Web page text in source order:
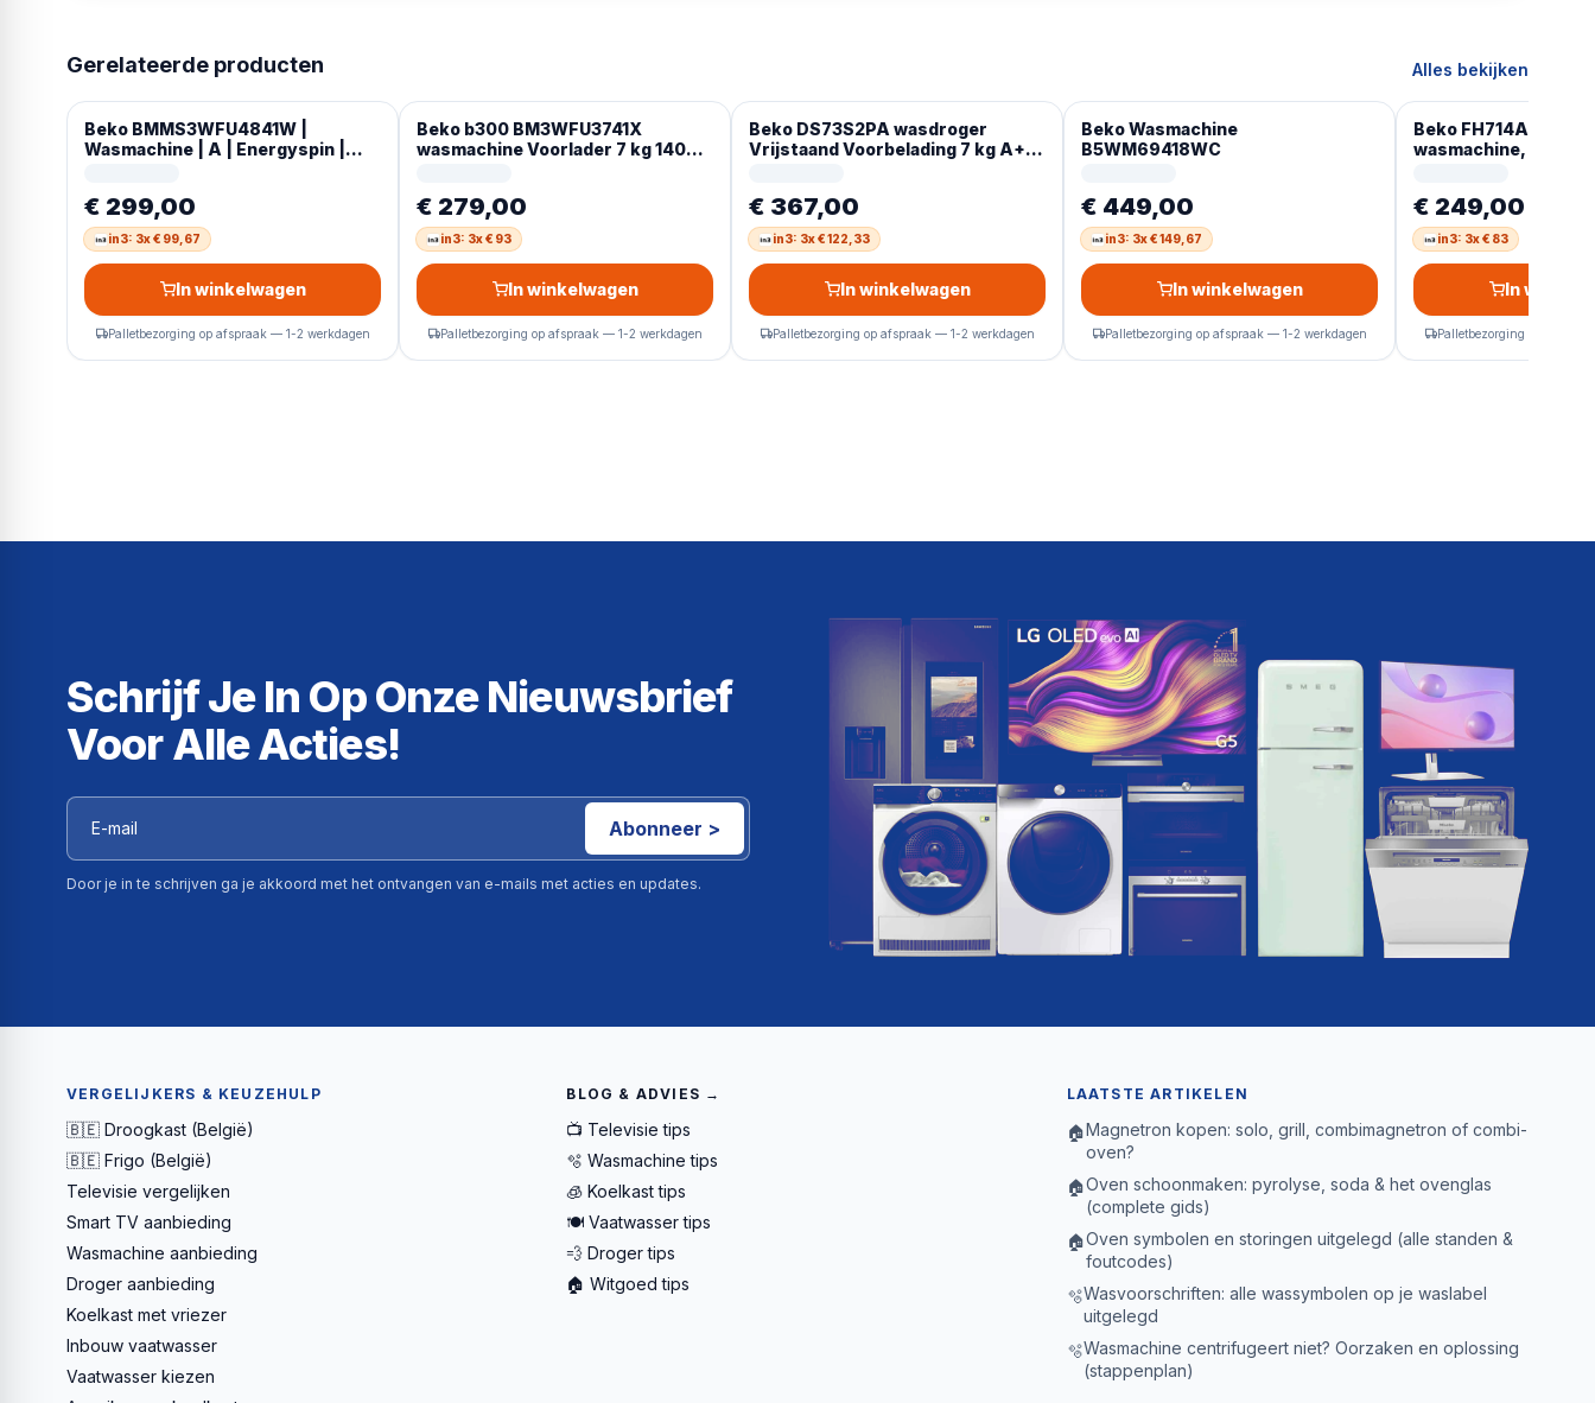
Gerelateerde producten Alles bekijken
Beko BMMS3WFU4841W |
Wasmachine | A | Energyspin |
€ 299,00
in3: 3x € 99,67
In winkelwagen
Palletbezorging op afspraak — 1-2 werkdagen
Beko b300 BM3WFU3741X
wasmachine Voorlader 7 kg 1400
€ 279,00
in3: 3x € 93
In winkelwagen
Palletbezorging op afspraak — 1-2 werkdagen
Beko DS73S2PA wasdroger
Vrijstaand Voorbelading 7 kg A+
€ 367,00
in3: 3x € 122,33
In winkelwagen
Palletbezorging op afspraak — 1-2 werkdagen
Beko Wasmachine
B5WM69418WC
€ 449,00
in3: 3x € 149,67
In winkelwagen
Palletbezorging op afspraak — 1-2 werkdagen
Beko FH714AES
wasmachine, 7 kg,
€ 249,00
in3: 3x € 83
In
Palletbezorging op
Schrijf Je In Op Onze Nieuwsbrief
Voor Alle Acties!
Abonneer >
Door je in te schrijven ga je akkoord met het ontvangen van e-mails met acties en updates.
VERGELIJKERS & KEUZEHULP
🇧🇪 Droogkast (België)
🇧🇪 Frigo (België)
Televisie vergelijken
Smart TV aanbieding
Wasmachine aanbieding
Droger aanbieding
Koelkast met vriezer
Inbouw vaatwasser
Vaatwasser kiezen
BLOG & ADVIES →
📺 Televisie tips
🫧 Wasmachine tips
🧊 Koelkast tips
🍽️ Vaatwasser tips
💨 Droger tips
🏠 Witgoed tips
LAATSTE ARTIKELEN
🏠 Magnetron kopen: solo, grill, combimagnetron of combi-
oven?
🏠Oven schoonmaken: pyrolyse, soda & het ovenglas
(complete gids)
🏠Oven symbolen en storingen uitgelegd (alle standen &
foutcodes)
🫧Wasvoorschriften: alle wassymbolen op je waslabel
uitgelegd
🫧Wasmachine centrifugeert niet? Oorzaken en oplossing
(stappenplan)